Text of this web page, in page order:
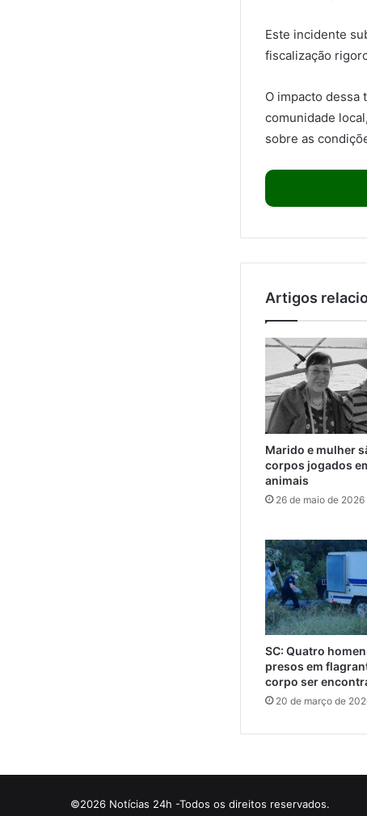
Este incidente
fiscalização
O impacto dessa
comunidade
sobre as
Artigos
Marido e mulher
corpos jogados
animais
26 de maio de 2026
SC: Quatro
presos em
corpo ser
20 de março de
©2026 Notícias 24h -Todos os direitos reservados.